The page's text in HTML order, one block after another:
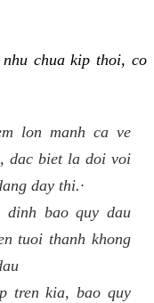
chua kip thoi, co
lon manh ca ve
dac biet la doi voi
day thi.·
bao quy dau
tuoi thanh khong
tren kia, bao quy